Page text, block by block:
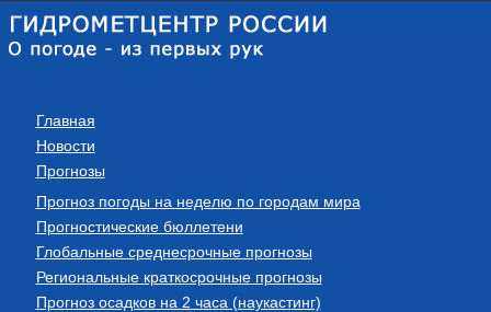
Главная
Новости
Прогнозы
Прогноз погоды на неделю по городам мира
Прогностические бюллетени
Глобальные среднесрочные прогнозы
Региональные краткосрочные прогнозы
Прогноз осадков на 2 часа (наукастинг)